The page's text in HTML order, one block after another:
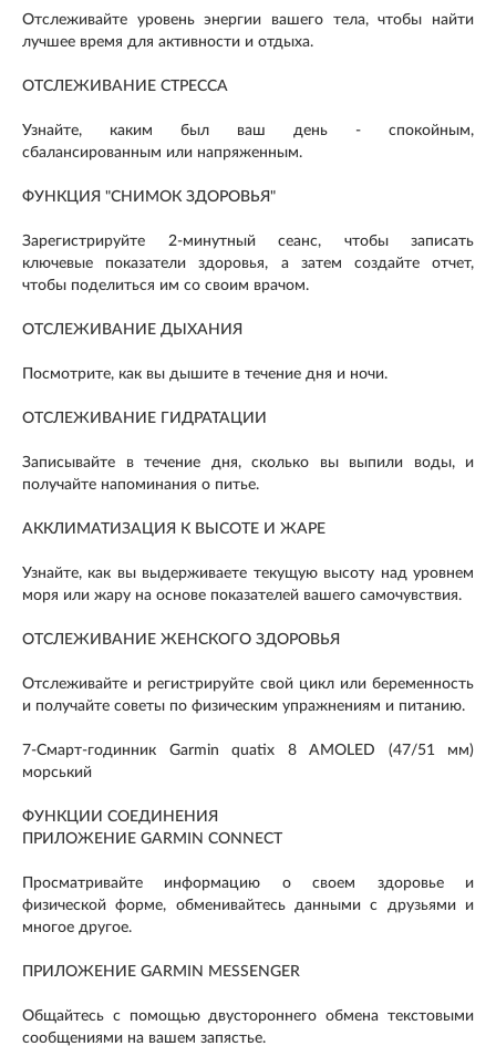
Отслеживайте уровень энергии вашего тела, чтобы найти
лучшее время для активности и отдыха.
ОТСЛЕЖИВАНИЕ СТРЕССА
Узнайте, каким был ваш день - спокойным,
сбалансированным или напряженным.
ФУНКЦИЯ "СНИМОК ЗДОРОВЬЯ"
Зарегистрируйте 2-минутный сеанс, чтобы записать
ключевые показатели здоровья, а затем создайте отчет,
чтобы поделиться им со своим врачом.
ОТСЛЕЖИВАНИЕ ДЫХАНИЯ
Посмотрите, как вы дышите в течение дня и ночи.
ОТСЛЕЖИВАНИЕ ГИДРАТАЦИИ
Записывайте в течение дня, сколько вы выпили воды, и
получайте напоминания о питье.
АККЛИМАТИЗАЦИЯ К ВЫСОТЕ И ЖАРЕ
Узнайте, как вы выдерживаете текущую высоту над уровнем
моря или жару на основе показателей вашего самочувствия.
ОТСЛЕЖИВАНИЕ ЖЕНСКОГО ЗДОРОВЬЯ
Отслеживайте и регистрируйте свой цикл или беременность
и получайте советы по физическим упражнениям и питанию.
7-Смарт-годинник Garmin quatix 8 AMOLED (47/51 мм)
морський
ФУНКЦИИ СОЕДИНЕНИЯ
ПРИЛОЖЕНИЕ GARMIN CONNECT
Просматривайте информацию о своем здоровье и
физической форме, обменивайтесь данными с друзьями и
многое другое.
ПРИЛОЖЕНИЕ GARMIN MESSENGER
Общайтесь с помощью двустороннего обмена текстовыми
сообщениями на вашем запястье.